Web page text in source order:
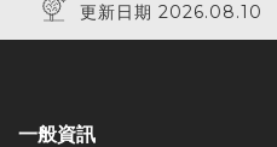
更新日期 2026.08.10
一般資訊